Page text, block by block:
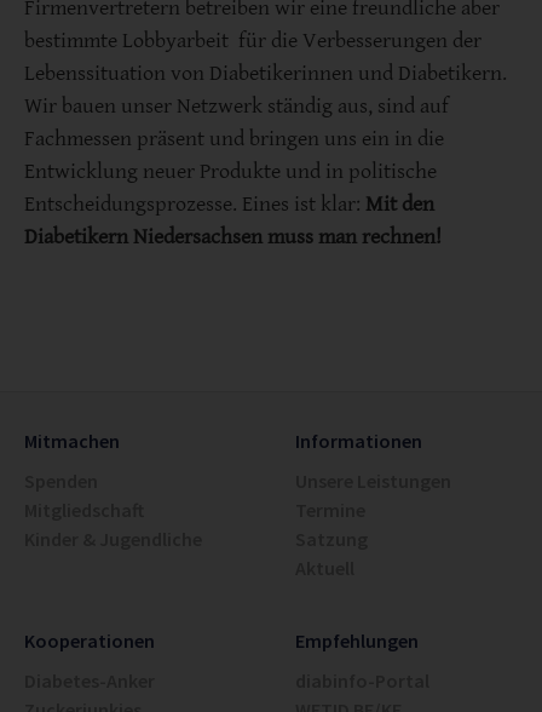
Firmenvertretern betreiben wir eine freundliche aber
bestimmte Lobbyarbeit für die Verbesserungen der
Lebenssituation von Diabetikerinnen und Diabetikern.
Wir bauen unser Netzwerk ständig aus, sind auf
Fachmessen präsent und bringen uns ein in die
Entwicklung neuer Produkte und in politische
Entscheidungsprozesse. Eines ist klar: Mit den
Diabetikern Niedersachsen muss man rechnen!
Mitmachen
Informationen
Kooperationen
Empfehlungen